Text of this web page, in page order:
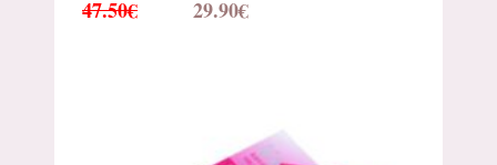
47.50€ 29.90€